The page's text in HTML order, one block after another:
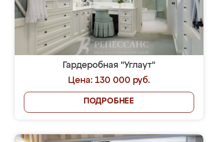
Гардеробная "Углаут"
Цена: 130 000 руб.
ПОДРОБНЕЕ